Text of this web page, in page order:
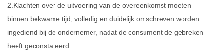
2.Klachten over de uitvoering van de overeenkomst moeten
binnen bekwame tijd, volledig en duidelijk omschreven worden
ingediend bij de ondernemer, nadat de consument de gebreken
heeft geconstateerd.